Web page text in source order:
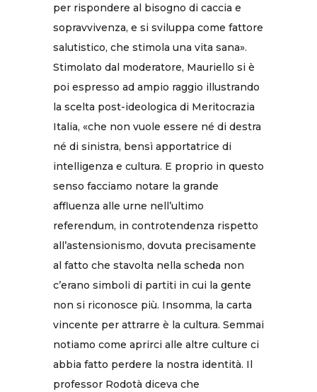
per rispondere al bisogno di caccia e
sopravvivenza, e si sviluppa come fattore
salutistico, che stimola una vita sana».
Stimolato dal moderatore, Mauriello si è
poi espresso ad ampio raggio illustrando
la scelta post-ideologica di Meritocrazia
Italia, «che non vuole essere né di destra
né di sinistra, bensì apportatrice di
intelligenza e cultura. E proprio in questo
senso facciamo notare la grande
affluenza alle urne nell’ultimo
referendum, in controtendenza rispetto
all’astensionismo, dovuta precisamente
al fatto che stavolta nella scheda non
c’erano simboli di partiti in cui la gente
non si riconosce più. Insomma, la carta
vincente per attrarre è la cultura. Semmai
notiamo come aprirci alle altre culture ci
abbia fatto perdere la nostra identità. Il
professor Rodotà diceva che